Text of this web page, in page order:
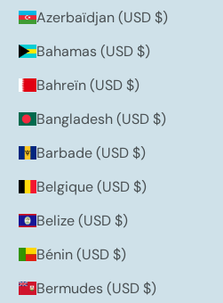
Azerbaïdjan (USD $)
Bahamas (USD $)
Bahreïn (USD $)
Bangladesh (USD $)
Barbade (USD $)
Belgique (USD $)
Belize (USD $)
Bénin (USD $)
Bermudes (USD $)